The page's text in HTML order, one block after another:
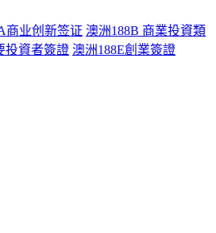
商业创新签证 澳洲188B 商業投資類
投資者簽證 澳洲188E創業簽證